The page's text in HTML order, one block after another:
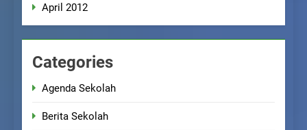
April 2012
Categories
Agenda Sekolah
Berita Sekolah